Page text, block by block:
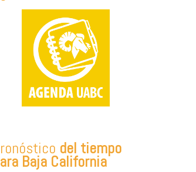
del tiempo
Baja California